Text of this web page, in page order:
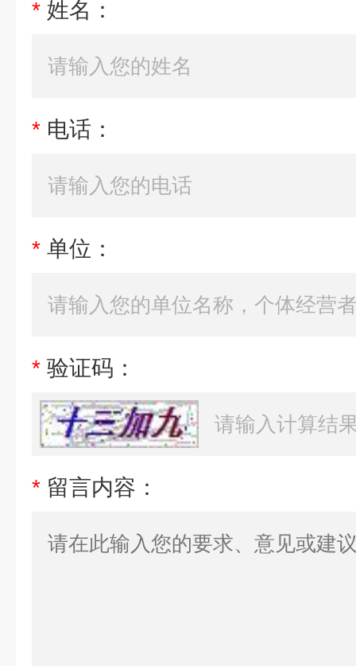
* 姓名：
* 电话：
* 单位：
* 验证码：
* 留言内容：